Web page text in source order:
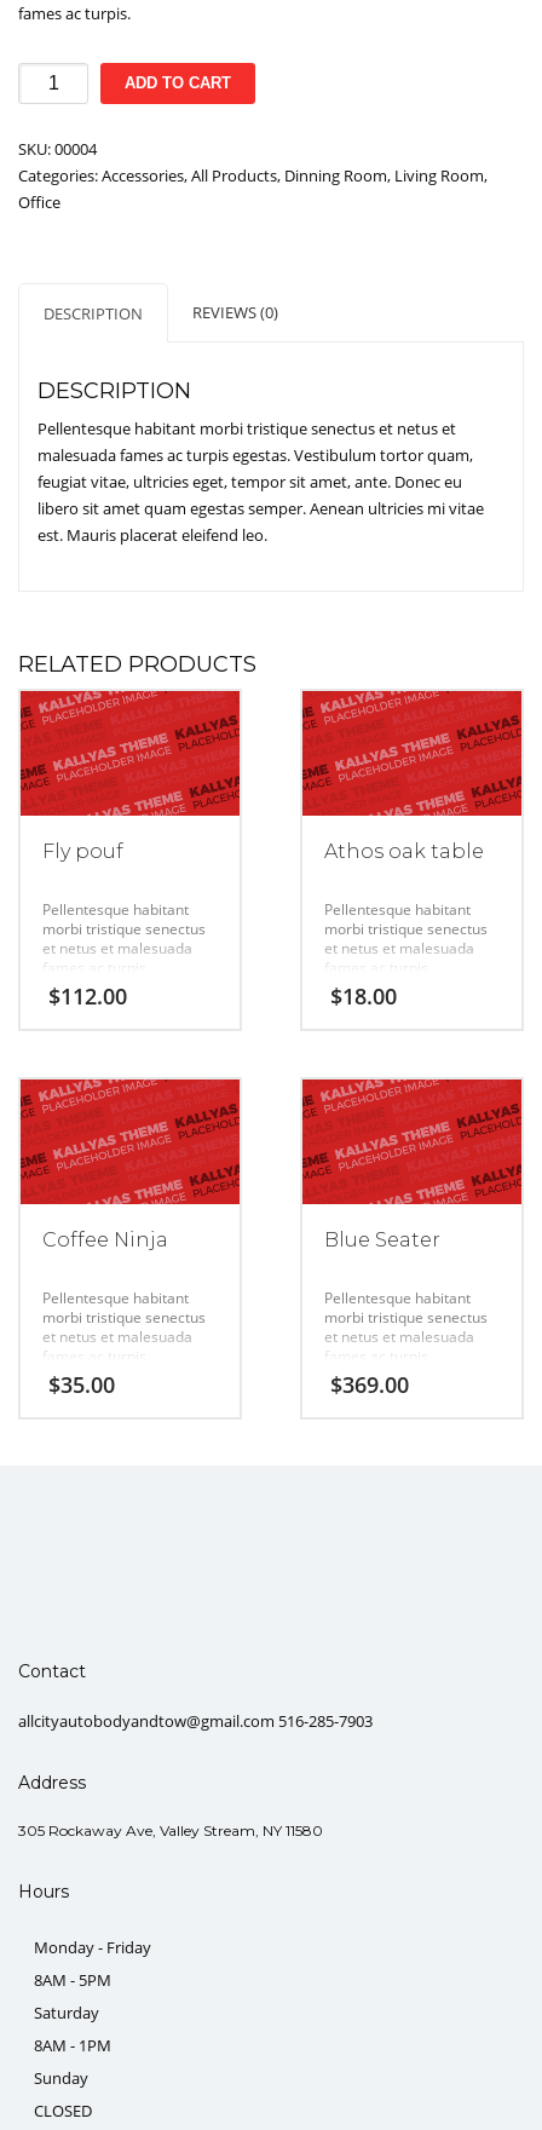
$159.00.
fames ac turpis.
Rest
lounge
quantity
ADD TO CART
SKU:00004
Categories:Accessories,All Products, Dinning Room, Living Room,
Office
DESCRIPTION REVIEWS (0)
DESCRIPTION
Pellentesque habitant morbi tristique senectus et netus et
malesuada fames ac turpis egestas. Vestibulum tortor quam,
feugiat vitae, ultricies eget, tempor sit amet, ante. Donec eu
libero sit amet quam egestas semper. Aenean ultricies mi vitae
est. Mauris placerat eleifend leo.
RELATED PRODUCTS
Fly pouf
Pellentesque habitant
morbi tristique senectus
et netus et malesuada
fames ac turpis.
$112.00
Athos oak table
Pellentesque habitant
morbi tristique senectus
et netus et malesuada
fames ac turpis.
$18.00
Coffee Ninja
Pellentesque habitant
morbi tristique senectus
et netus et malesuada
fames ac turpis.
$35.00
Blue Seater
Pellentesque habitant
morbi tristique senectus
et netus et malesuada
fames ac turpis.
$369.00
Contact
allcityautobodyandtow@gmail.com 516-285-7903
Address
305 Rockaway Ave, Valley Stream, NY 11580
Hours
Monday - Friday
8AM - 5PM
Saturday
8AM - 1PM
Sunday
CLOSED